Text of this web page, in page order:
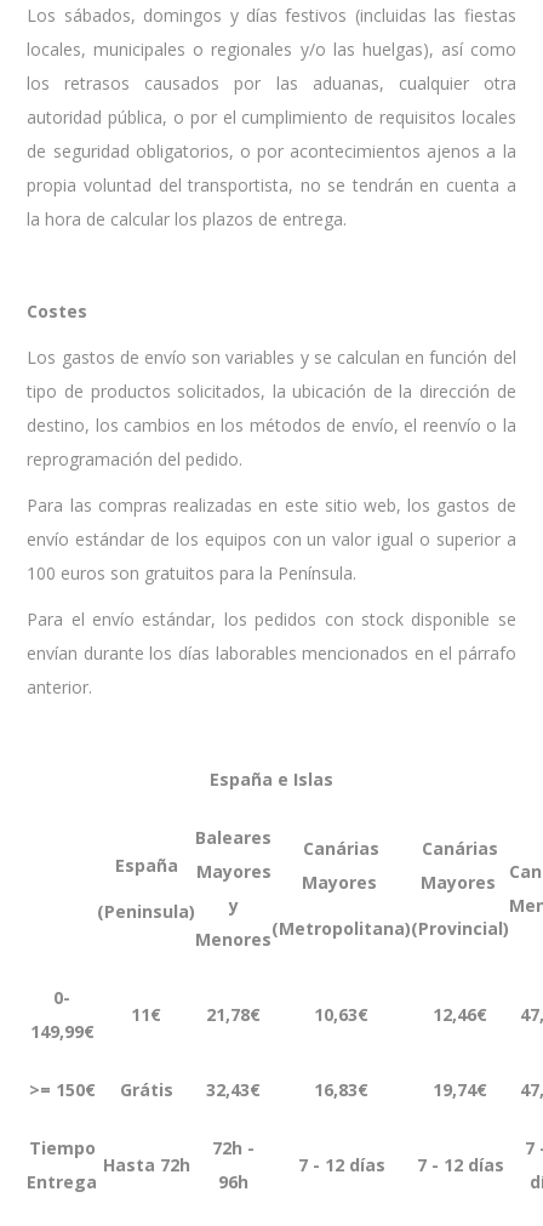
Los sábados, domingos y días festivos (incluidas las fiestas
locales, municipales o regionales y/o las huelgas), así como
los retrasos causados por las aduanas, cualquier otra
autoridad pública, o por el cumplimiento de requisitos locales
de seguridad obligatorios, o por acontecimientos ajenos a la
propia voluntad del transportista, no se tendrán en cuenta a
la hora de calcular los plazos de entrega.
Costes
Los gastos de envío son variables y se calculan en función del
tipo de productos solicitados, la ubicación de la dirección de
destino, los cambios en los métodos de envío, el reenvío o la
reprogramación del pedido.
Para las compras realizadas en este sitio web, los gastos de
envío estándar de los equipos con un valor igual o superior a
100 euros son gratuitos para la Península.
Para el envío estándar, los pedidos con stock disponible se
envían durante los días laborables mencionados en el párrafo
anterior.
España e Islas
España
(Peninsula)
Baleares
Mayores
y
Menores
Canárias
Mayores
(Metropolitana)
Canárias
Mayores
(Provincial)
0-
149,99€
11€ 21,78€ 10,63€ 12,46€
>= 150€ Grátis 32,43€ 16,83€ 19,74€
Tiempo
Entrega
Hasta 72h
72h -
96h
7 - 12 días 7 - 12 días
7